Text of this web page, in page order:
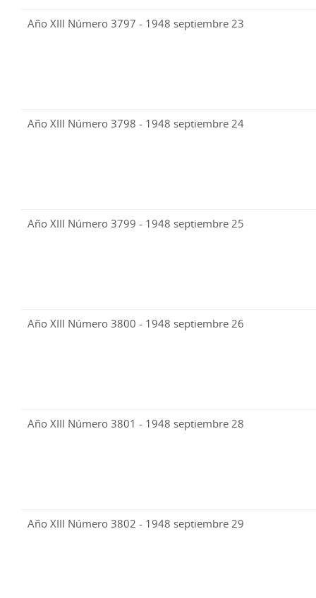
Año XIII Número 3797 - 1948 septiembre 23
Año XIII Número 3798 - 1948 septiembre 24
Año XIII Número 3799 - 1948 septiembre 25
Año XIII Número 3800 - 1948 septiembre 26
Año XIII Número 3801 - 1948 septiembre 28
Año XIII Número 3802 - 1948 septiembre 29